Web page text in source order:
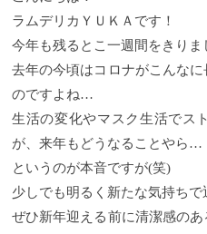
ラムデリカＹＵＫＡです！
今年も残るとこ一週間をきりま
去年の今頃はコロナがこんな
のですよね…
生活の変化やマスク生活でス
が、来年もどうなることやら…
というのが本音ですが(笑)
少しでも明るく新たな気持ちで
ぜひ新年迎える前に清潔感の